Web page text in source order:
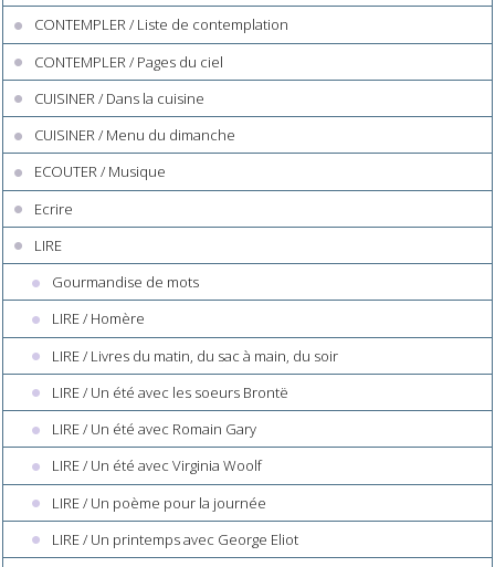
CONTEMPLER / Liste de contemplation
CONTEMPLER / Pages du ciel
CUISINER / Dans la cuisine
CUISINER / Menu du dimanche
ECOUTER / Musique
Ecrire
LIRE
Gourmandise de mots
LIRE / Homère
LIRE / Livres du matin, du sac à main, du soir
LIRE / Un été avec les soeurs Brontë
LIRE / Un été avec Romain Gary
LIRE / Un été avec Virginia Woolf
LIRE / Un poème pour la journée
LIRE / Un printemps avec George Eliot